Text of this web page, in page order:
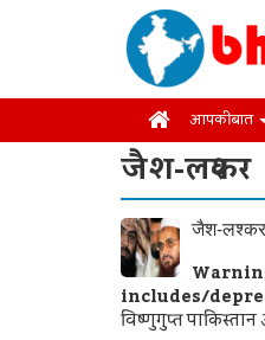
आपकी बात
जैश-लश्कर
जैश-लश्कर
includes/
विष्णुगुप्त